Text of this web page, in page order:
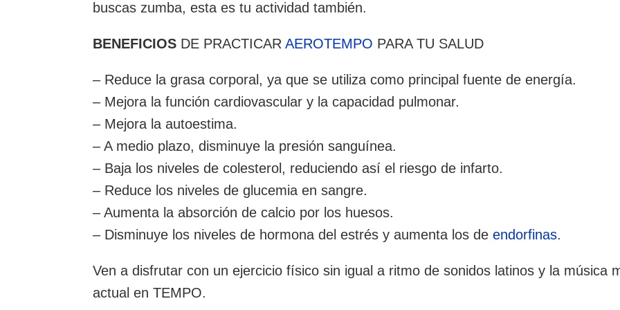
buscas zumba, esta es tu actividad también.
BENEFICIOS DE PRACTICARAEROTEMPO PARA TU SALUD
– Reduce la grasa corporal, ya que se utiliza como principal fuente de energía.
– Mejora la función cardiovascular y la capacidad pulmonar.
– Mejora la autoestima.
– A medio plazo, disminuye la presión sanguínea.
– Baja los niveles de colesterol, reduciendo así el riesgo de infarto.
– Reduce los niveles de glucemia en sangre.
– Aumenta la absorción de calcio por los huesos.
– Disminuye los niveles de hormona del estrés y aumenta los deendorfinas.
Ven a disfrutar con un ejercicio físico sin igual a ritmo de sonidos latinos y la música
actual en TEMPO.